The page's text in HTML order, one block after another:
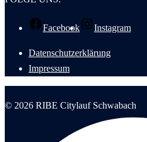
Facebook Instagram
Datenschutzerklärung
Impressum
© 2026 RIBE Citylauf Schwabach